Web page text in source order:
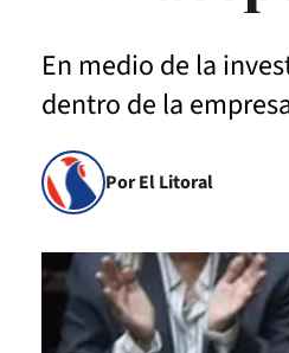
En medio de la
dentro de la
Por El Litoral